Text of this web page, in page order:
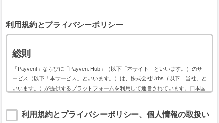
利用規約とプライバシーポリシー
総則
「Payvent」ならびに「Payvent Hub」（以下「本サイト」といいます。）のサ
ービス（以下「本サービス」といいます。）は、株式会社Urbs（以下「当社」と
いいます。）が提供するプラットフォームを利用して運営されています。日本国
す。利用規約とプライバシーポリシー、個人情報の取扱い